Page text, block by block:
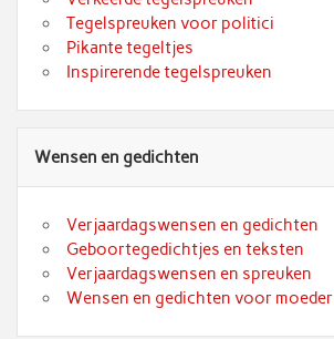
Tegelspreuken voor politici
Pikante tegeltjes
Inspirerende tegelspreuken
Wensen en gedichten
Verjaardagswensen en gedichten
Geboortegedichtjes en teksten
Verjaardagswensen en spreuken
Wensen en gedichten voor moeder